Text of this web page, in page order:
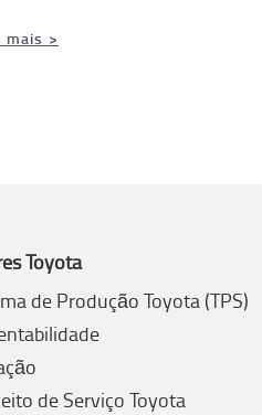
mais >
Toyota
de Produção Toyota (TPS)
de Serviço Toyota